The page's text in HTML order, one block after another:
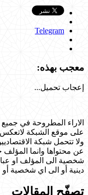
Telegram
معجب بهذه:
إعجاب تحميل...
الاراء المطروحة في
على موقع الشبكة لاتعكس
ولا تتحمل شبكة
عن محتواها وانما
شخصية الى المؤلف او
دينية أو الى اي شخصية
تصفّح المقالات